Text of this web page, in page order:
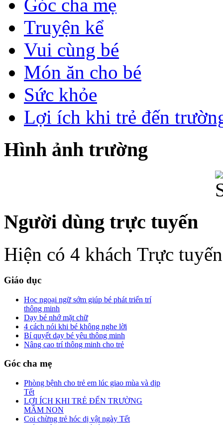
Góc cha mẹ
Truyện kể
Vui cùng bé
Món ăn cho bé
Sức khỏe
Lợi ích khi trẻ đến
Hình ảnh trường
Người dùng trực tuyến
Hiện có 4 khách Trực tuyến
Giáo dục
Học ngoại ngữ sớm giúp bé phát triển trí
thông minh
Dạy bé nhớ mặt chữ
4 cách nói khi bé không nghe lời
Bí quyết dạy bé yêu thông minh
Nâng cao trí thông minh cho trẻ
Góc cha mẹ
Phòng bệnh cho trẻ em lúc giao mùa và dịp
Tết
LỢI ÍCH KHI TRẺ ĐẾN TRƯỜNG
MẦM NON
Coi chừng trẻ hóc dị vật ngày Tết